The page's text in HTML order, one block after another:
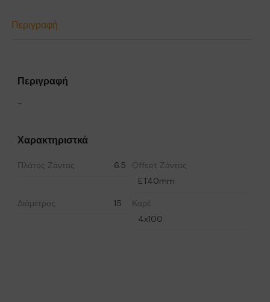
Περιγραφή
Περιγραφή
-
Χαρακτηριστκά
Πλάτος Ζάντας 6.5
Offset Ζάντας
ET40mm
Διάμετρος 15
Καρέ
4x100